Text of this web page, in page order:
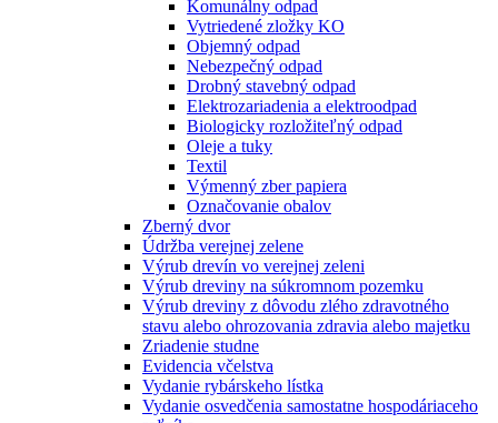
Komunálny odpad
Vytriedené zložky KO
Objemný odpad
Nebezpečný odpad
Drobný stavebný odpad
Elektrozariadenia a elektroodpad
Biologicky rozložiteľný odpad
Oleje a tuky
Textil
Výmenný zber papiera
Označovanie obalov
Zberný dvor
Údržba verejnej zelene
Výrub drevín vo verejnej zeleni
Výrub dreviny na súkromnom pozemku
Výrub dreviny z dôvodu zlého zdravotného
stavu alebo ohrozovania zdravia alebo majetku
Zriadenie studne
Evidencia včelstva
Vydanie rybárskeho lístka
Vydanie osvedčenia samostatne hospodáriaceho